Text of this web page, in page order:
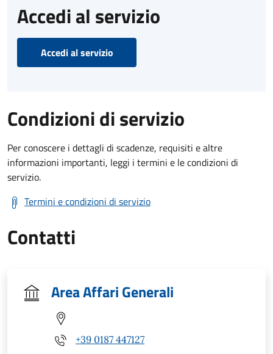
Accedi al servizio
Accedi al servizio
Condizioni di servizio
Per conoscere i dettagli di scadenze, requisiti e altre
informazioni importanti, leggi i termini e le condizioni di
servizio.
Termini e condizioni di servizio
Contatti
Area Affari Generali
+39 0187 447127